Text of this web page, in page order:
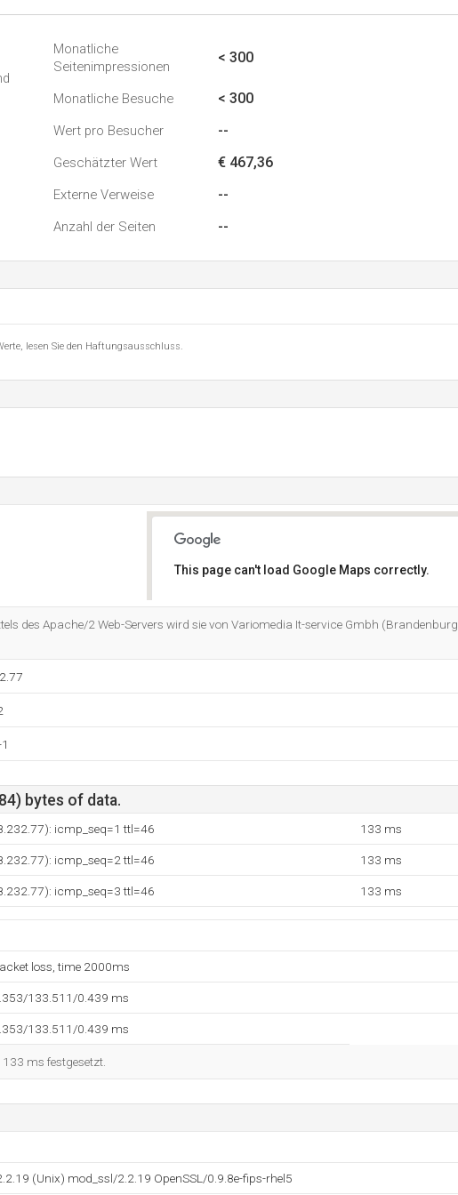
Monatliche
Seitenimpressionen
< 300
Monatliche Besuche < 300
Wert pro Besucher --
Geschätzter Wert € 467,36
Externe Verweise --
Anzahl der Seiten --
lesen Sie den Haftungsausschluss.
This page can't load Google Maps correctly.
des Apache/2 Web-Servers wird sie von Variomedia It-service Gmbh (Brandenburg,
bytes of data.
icmp_seq=1 ttl=46 133 ms
icmp_seq=2 ttl=46 133 ms
icmp_seq=3 ttl=46 133 ms
loss, time 2000ms
133.511/0.439 ms
133.511/0.439 ms
ms festgesetzt.
(Unix) mod_ssl/2.2.19 OpenSSL/0.9.8e-fips-rhel5